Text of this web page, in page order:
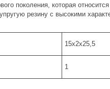
поколения, которая
резину с высокими
15х2х25,5
1